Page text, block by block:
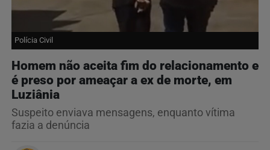
Polícia Civil
Homem não aceita fim do relacionamento e
é preso por ameaçar a ex de morte, em
Luziânia
Suspeito enviava mensagens, enquanto vítima
fazia a denúncia